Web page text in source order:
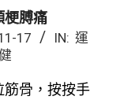
梗膊痛
17 IN: 運
筋骨，按按手